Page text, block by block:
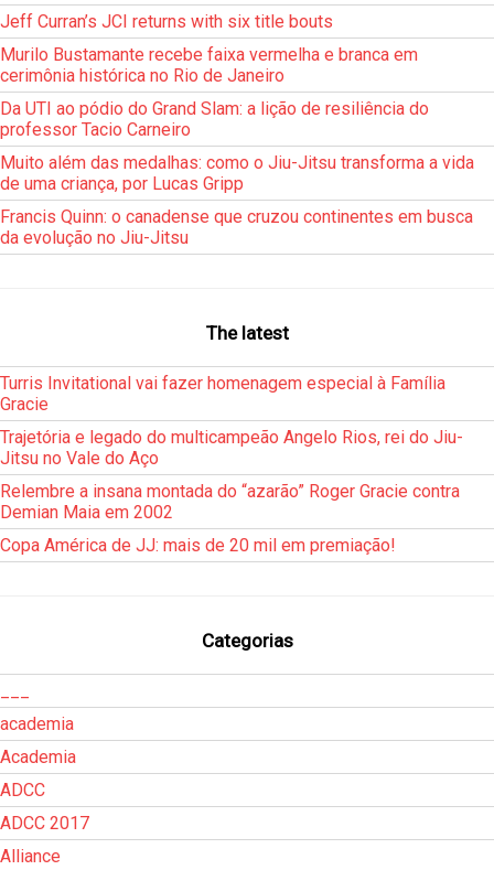
Jeff Curran’s JCI returns with six title bouts
Murilo Bustamante recebe faixa vermelha e branca em
cerimônia histórica no Rio de Janeiro
Da UTI ao pódio do Grand Slam: a lição de resiliência do
professor Tacio Carneiro
Muito além das medalhas: como o Jiu-Jitsu transforma a vida
de uma criança, por Lucas Gripp
Francis Quinn: o canadense que cruzou continentes em busca
da evolução no Jiu-Jitsu
The latest
Turris Invitational vai fazer homenagem especial à Família
Gracie
Trajetória e legado do multicampeão Angelo Rios, rei do Jiu-
Jitsu no Vale do Aço
Relembre a insana montada do “azarão” Roger Gracie contra
Demian Maia em 2002
Copa América de JJ: mais de 20 mil em premiação!
Categorias
academia
Academia
ADCC
ADCC 2017
Alliance